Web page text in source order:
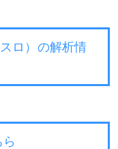
ロ）の解析情